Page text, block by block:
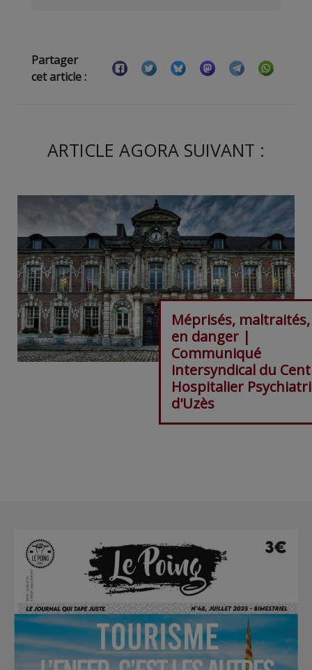
Partager
cet article :
ARTICLE AGORA SUIVANT :
Méprisés,
en danger |
Communiqué
intersyndical du
Hospitalier
d'Uzès